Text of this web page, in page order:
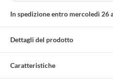
In spedizione entro mercoledì 26
Dettagli del prodotto
Caratteristiche